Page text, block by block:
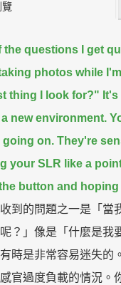
覽
the questions I get
photos while
thing I look for?"
a new environment.
on. They're
your SLR like a
button and
到的問題之一是「當
？」像是「什麼是我
時是非常容易迷失的
官過度負載的情況。